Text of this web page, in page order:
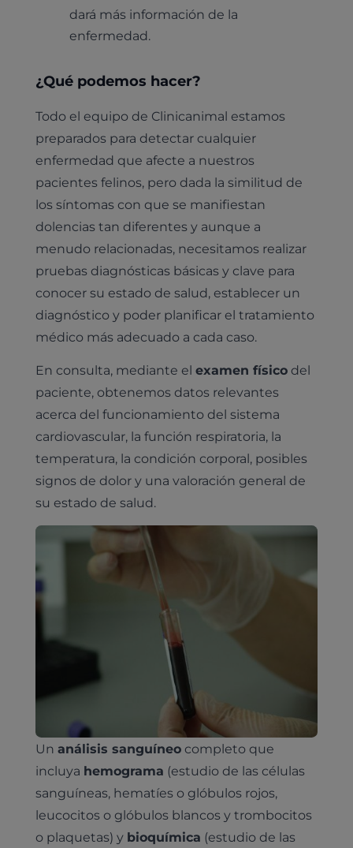
dará más información de la
enfermedad.
¿Qué podemos hacer?
Todo el equipo de Clinicanimal estamos
preparados para detectar cualquier
enfermedad que afecte a nuestros
pacientes felinos, pero dada la similitud de
los síntomas con que se manifiestan
dolencias tan diferentes y aunque a
menudo relacionadas, necesitamos realizar
pruebas diagnósticas básicas y clave para
conocer su estado de salud, establecer un
diagnóstico y poder planificar el tratamiento
médico más adecuado a cada caso.
En consulta, mediante el examen físicodel
paciente, obtenemos datos relevantes
acerca del funcionamiento del sistema
cardiovascular, la función respiratoria, la
temperatura, la condición corporal, posibles
signos de dolor y una valoración general de
su estado de salud.
Un análisis sanguíneocompleto que
incluya hemograma (estudio de las células
sanguíneas, hematíes o glóbulos rojos,
leucocitos o glóbulos blancos y trombocitos
o plaquetas) y bioquímica (estudio de las